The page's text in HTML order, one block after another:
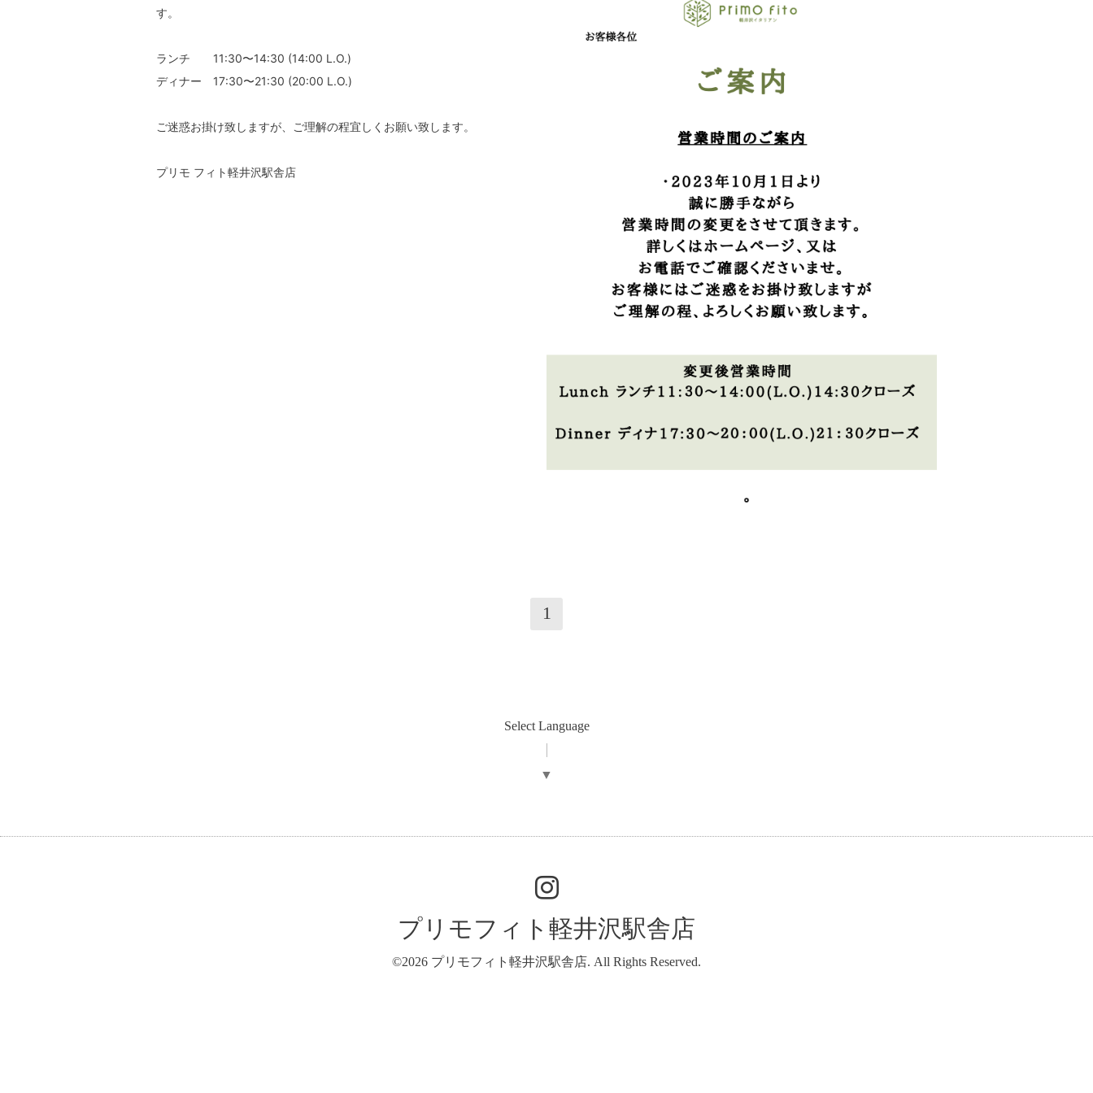
す。
ランチ 11:30〜14:30 (14:00 L.O.)
ディナー 17:30〜21:30 (20:00 L.O.)
ご迷惑お掛け致しますが、ご理解の程宜しくお願い致します。
プリモ フィト軽井沢駅舎店
1
Select Language
▼
プリモフィト軽井沢駅舎店
©2026 プリモフィト軽井沢駅舎店. All Rights Reserved.